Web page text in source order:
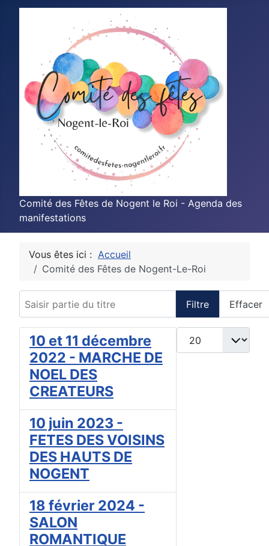
Comité des Fêtes de Nogent le Roi - Agenda des
manifestations
Vous êtes ici : Accueil
Comité des Fêtes de Nogent-Le-Roi
Filtre Effacer
Afficher #
10 et 11 décembre
2022 - MARCHE DE
NOEL DES
CREATEURS
10 juin 2023 -
FETES DES VOISINS
DES HAUTS DE
NOGENT
18 février 2024 -
SALON
ROMANTIQUE